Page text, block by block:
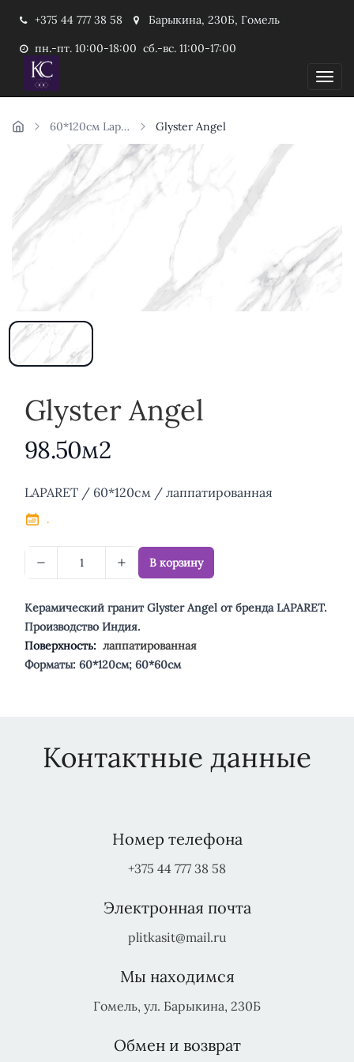
+375 44 777 38 58
Барыкина, 230Б, Гомель
пн.-пт. 10:00-18:00 сб.-вс. 11:00-17:00
60*120см Laparet Индия Glyster Angel
Glyster Angel
98.50м2
Описание
LAPARET / 60*120см / лаппатированная
.
В корзину
Керамический гранит Glyster Angel от бренда LAPARET.
Производство Индия.
Поверхность: лаппатированная
Форматы: 60*120см; 60*60см
Контактные данные
Номер телефона
+375 44 777 38 58
Электронная почта
plitkasit@mail.ru
Мы находимся
Гомель, ул. Барыкина, 230Б
Обмен и возврат